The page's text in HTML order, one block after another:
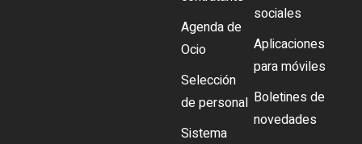
Agenda de
Ocio
Selección
de personal
Sistema
sociales
Aplicaciones
para móviles
Boletines de
novedades